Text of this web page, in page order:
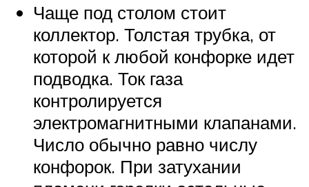
Чаще под столом стоит
коллектор. Толстая трубка, от
которой к любой конфорке идет
подводка. Ток газа
контролируется
электромагнитными клапанами.
Число обычно равно числу
конфорок. При затухании